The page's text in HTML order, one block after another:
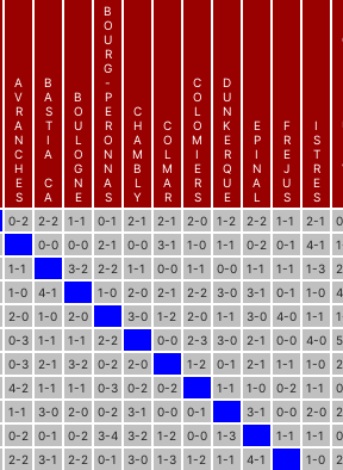
A
V
R
A
N
C
H
E
S
B
A
S
T
I
A
C
A
B
O
U
L
O
G
N
E
B
O
U
R
G
-
P
E
R
O
N
N
A
S
C
H
A
M
B
L
Y
C
O
L
M
A
R
C
O
L
O
M
I
E
R
S
D
U
N
K
E
R
Q
U
E
E
P
I
N
A
L
F
R
E
J
U
S
I
S
T
R
E
S
0-2 2-2 1-1 0-1 2-1 2-1 2-0 1-2 2-2 1-1 2-1
0-0 0-0 2-1 0-0 3-1 1-0 1-1 0-2 0-1 4-1
1-1 3-2 2-2 1-1 0-0 1-1 0-0 1-1 1-1 1-3
1-0 4-1 1-0 2-0 2-1 2-2 3-0 3-1 0-1 1-0
2-0 1-0 2-0 3-0 1-2 2-0 1-1 3-0 4-0 1-1
0-3 1-1 1-1 2-2 0-0 2-3 3-0 2-1 0-0 4-0
0-3 2-1 3-2 0-2 2-0 1-2 0-1 2-1 1-1 1-0
4-2 1-1 1-1 0-3 0-2 0-2 1-1 1-0 0-2 1-1
1-1 3-0 2-0 0-2 3-1 0-0 0-1 3-1 0-0 2-0
0-2 0-1 0-2 3-4 3-2 1-2 0-0 1-3 1-1 1-1
2-2 3-1 2-2 0-1 3-0 1-3 1-2 1-1 4-1 1-0